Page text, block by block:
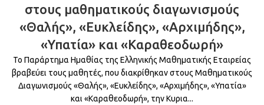
στους μαθηματικούς διαγωνισμούς
«Θαλής», «Ευκλείδης», «Αρχιμήδης»,
«Υπατία» και «Καραθεοδωρή»
Το Παράρτημα Ημαθίας της Ελληνικής Μαθηματικής Εταιρείας
βραβεύει τους μαθητές, που διακρίθηκαν στους Μαθηματικούς
Διαγωνισμούς «Θαλής», «Ευκλείδης», «Αρχιμήδης», «Υπατία»
και «Καραθεοδωρή», την Κυρια...